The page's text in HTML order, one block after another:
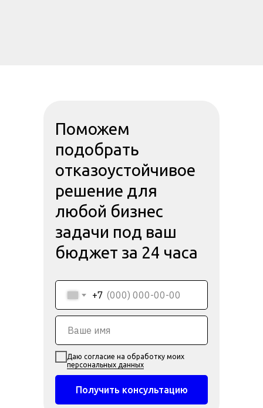
Поможем
подобрать
отказоустойчивое
решение для
любой бизнес
задачи под ваш
бюджет за 24 часа
+7
Даю согласие на обработку моих
персональных данных
Получить консультацию